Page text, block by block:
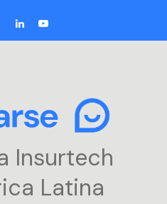
LINKEDIN
YOUTUBE
Insurtech
Latina